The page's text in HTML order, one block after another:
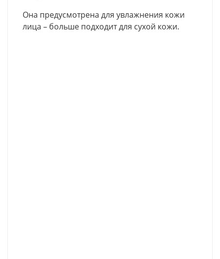
Она предусмотрена для увлажнения кожи
лица – больше подходит для сухой кожи.